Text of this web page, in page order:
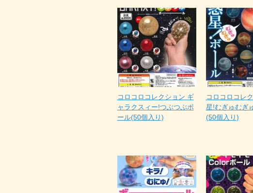
コロコロコレクション ギ
ャラクスィー!つぶつぶボ
ール(50個入り)
コロコロコレ
星!むぎゅむぎ
(50個入り)